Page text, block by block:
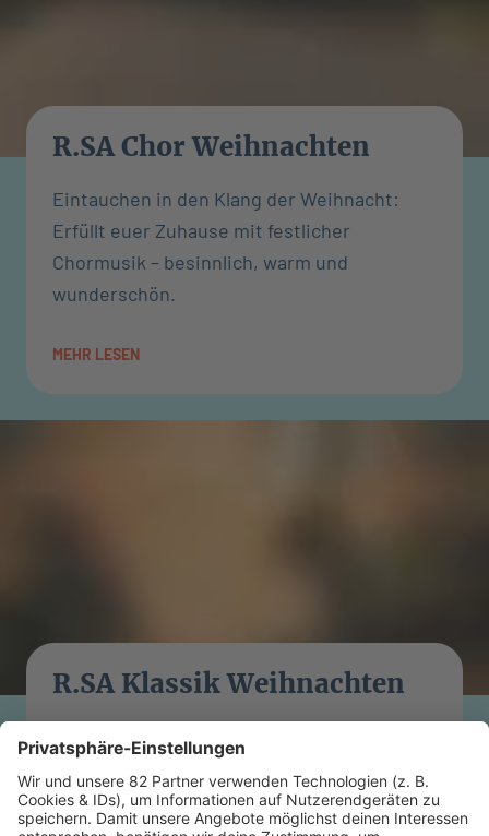
R.SA Chor Weihnachten
Eintauchen in den Klang der Weihnacht:
Erfüllt euer Zuhause mit festlicher
Chormusik – besinnlich, warm und
wunderschön.
MEHR LESEN
R.SA Klassik Weihnachten
Es wird besinnlich - mit den klassischen
Unterhaltung für die Feiertage.